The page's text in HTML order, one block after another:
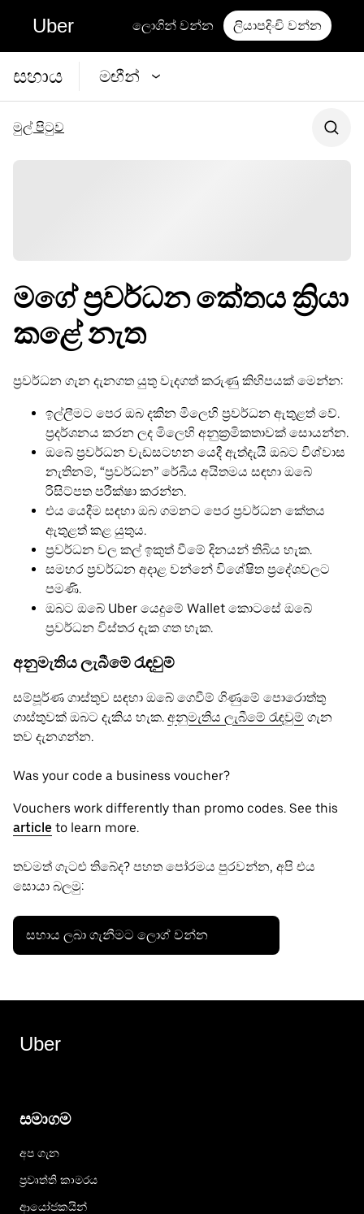
Uber ලොගින් වන්න ලියාපදිංචි වන්න
සහාය මඟීන්
මුල් පිටුව
මගේ ප්‍රවර්ධන කේතය ක්‍රියා
කළේ නැත
ප්‍රවර්ධන ගැන දැනගත යුතු වැදගත් කරුණු කිහිපයක් මෙන්න:
ඉල්ලීමට පෙර ඔබ දකින මිලෙහි ප්‍රවර්ධන ඇතුළත් වේ.
ප්‍රදර්ශනය කරන ලද මිලෙහි අනුක්‍රමිකතාවක් සොයන්න.
ඔබේ ප්‍රවර්ධන වැඩසටහන යෙදී ඇත්දැයි ඔබට විශ්වාස
නැතිනම්, “ප්‍රවර්ධන” රේඛීය අයිතමය සඳහා ඔබේ
රිසිට්පත පරීක්ෂා කරන්න.
එය යෙදීම සඳහා ඔබ ගමනට පෙර ප්‍රවර්ධන කේතය
ඇතුළත් කළ යුතුය.
ප්‍රවර්ධන වල කල් ඉකුත් වීමේ දිනයන් තිබිය හැක.
සමහර ප්‍රවර්ධන අදාළ වන්නේ විශේෂිත ප්‍රදේශවලට
පමණි.
ඔබට ඔබේ Uber යෙදුමේ Wallet කොටසේ ඔබේ
ප්‍රවර්ධන විස්තර දැක ගත හැක.
අනුමැතිය ලැබීමේ රැඳවුම්
සම්පූර්ණ ගාස්තුව සඳහා ඔබේ ගෙවීම් ගිණුමේ පොරොත්තු
ගාස්තුවක් ඔබට දැකිය හැක. අනුමැතිය ලැබීමේ රැඳවුම් ගැන
තව දැනගන්න.
Was your code a business voucher?
Vouchers work differently than promo codes. See this
article to learn more.
තවමත් ගැටළු තිබේද? පහත පෝරමය පුරවන්න, අපි එය
සොයා බලමු:
සහාය ලබා ගැනීමට ලොග් වන්න
Uber
සමාගම
අප ගැන
ප්‍රවෘත්ති කාමරය
ආයෝජකයින්